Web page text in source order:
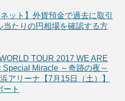
ネット】外貨預金で過去に取引
当たりの円相場を確認する方
TOUR 2017 WE ARE
Special Miracle ～奇跡の夜～
アリーナ【7月15日（土）】
ート